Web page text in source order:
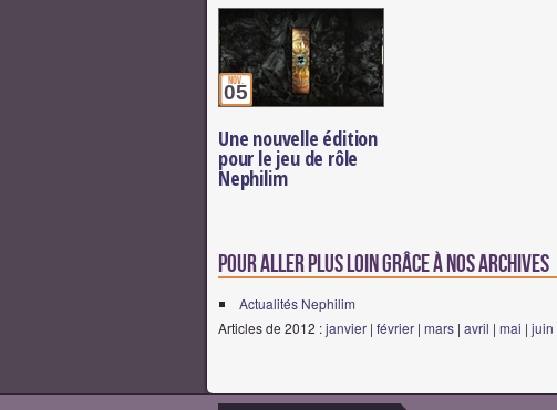
nov.
05
Une nouvelle édition
pour le jeu de rôle
Nephilim
Pour aller plus loin grâce à nos archives
Actualités Nephilim
Articles de 2012 :janvier | février | mars | avril | mai | juin